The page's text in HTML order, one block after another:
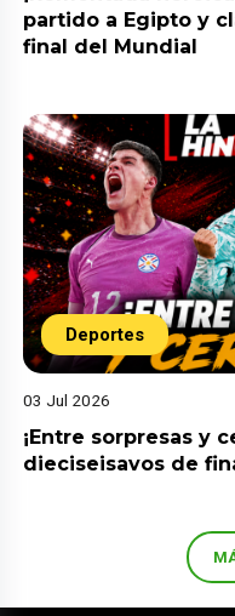
partido a Egipto y
final del Mundial
Deportes
03 Jul 2026
¡Entre sorpresas y
dieciseisavos de